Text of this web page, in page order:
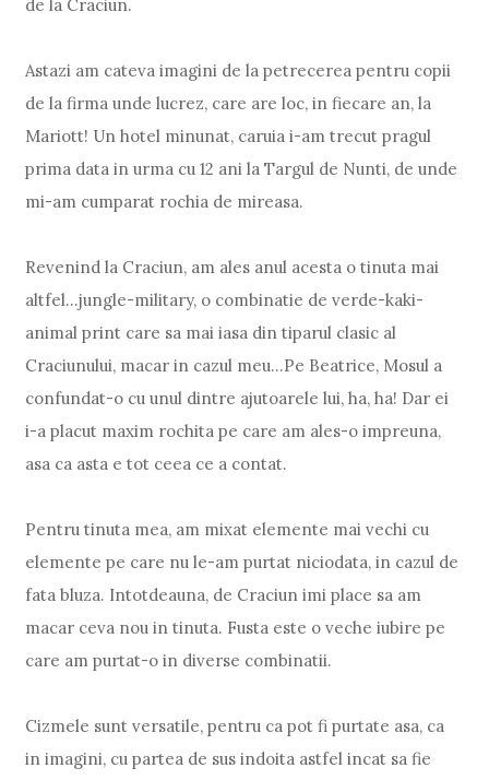
de la Craciun.
Astazi am cateva imagini de la petrecerea pentru copii
de la firma unde lucrez, care are loc, in fiecare an, la
Mariott! Un hotel minunat, caruia i-am trecut pragul
prima data in urma cu 12 ani la Targul de Nunti, de unde
mi-am cumparat rochia de mireasa.
Revenind la Craciun, am ales anul acesta o tinuta mai
altfel...jungle-military, o combinatie de verde-kaki-
animal print care sa mai iasa din tiparul clasic al
Craciunului, macar in cazul meu...Pe Beatrice, Mosul a
confundat-o cu unul dintre ajutoarele lui, ha, ha! Dar ei
i-a placut maxim rochita pe care am ales-o impreuna,
asa ca asta e tot ceea ce a contat.
Pentru tinuta mea, am mixat elemente mai vechi cu
elemente pe care nu le-am purtat niciodata, in cazul de
fata bluza. Intotdeauna, de Craciun imi place sa am
macar ceva nou in tinuta. Fusta este o veche iubire pe
care am purtat-o in diverse combinatii.
Cizmele sunt versatile, pentru ca pot fi purtate asa, ca
in imagini, cu partea de sus indoita astfel incat sa fie